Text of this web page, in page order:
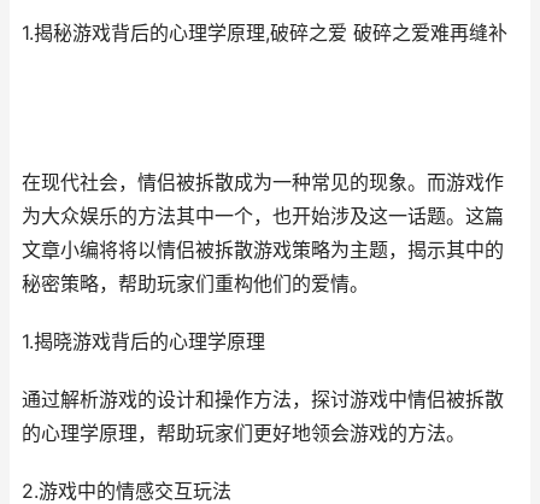
1.揭秘游戏背后的心理学原理,破碎之爱 破碎之爱难再缝补
在现代社会，情侣被拆散成为一种常见的现象。而游戏作
为大众娱乐的方法其中一个，也开始涉及这一话题。这篇
文章小编将将以情侣被拆散游戏策略为主题，揭示其中的
秘密策略，帮助玩家们重构他们的爱情。
1.揭晓游戏背后的心理学原理
通过解析游戏的设计和操作方法，探讨游戏中情侣被拆散
的心理学原理，帮助玩家们更好地领会游戏的方法。
2.游戏中的情感交互玩法